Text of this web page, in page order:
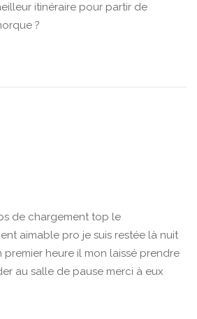
itinéraire pour partir de
?
de chargement top le
aimable pro je suis restée là nuit
heure il mon laissé prendre
au salle de pause merci à eux